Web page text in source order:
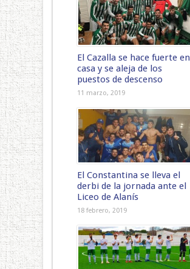
El Cazalla se hace fuerte en
casa y se aleja de los
puestos de descenso
11 marzo, 2019
El Constantina se lleva el
derbi de la jornada ante el
Liceo de Alanís
18 febrero, 2019